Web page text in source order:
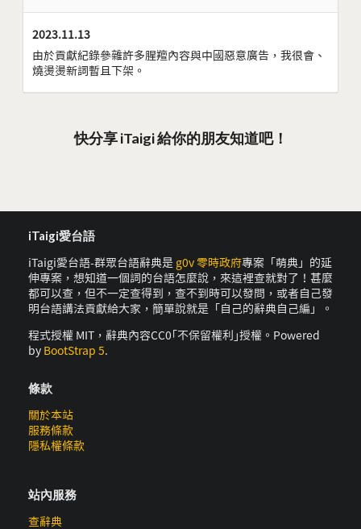
2023.11.13
由於貢獻紀錄參雜許多腥羶內容與中國惡意廣告，我很會、
燒燙燙新詞暫且下架。
快分享 iTaigi 給你的朋友知道吧！
iTaigi愛台語
iTaigi愛台語-群眾台語辭典是 g0v 零時政府專案「萌典」的延
伸專案，想知道一個詞的台語怎麼說，來這裡查就對了！甚麼
都可以查，但不一定查得到，查不到時可以發問，或者自己發
明台語講法貢獻給大家，簡單說就是「自己的辭典自己編」。
程式授權 MIT，辭典內容CC0｢不保留權利｣授權。Powered
by BootStrap 5.
條款
關於本站
服務條款
隱私權條款
站內服務
查辭典